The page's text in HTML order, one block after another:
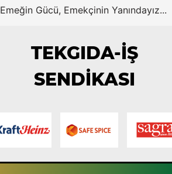
Emeğin Gücü, Emekçinin Yanındayız...
TEKGIDA-İŞ
SENDİKASI